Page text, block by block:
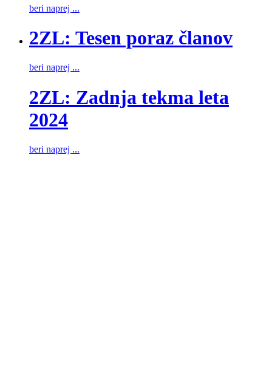
beri naprej ...
2ZL: Tesen poraz članov
beri naprej ...
2ZL: Zadnja tekma leta
2024
beri naprej ...